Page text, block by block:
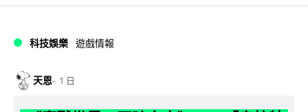
科技娛樂 遊戲情報
天恩 1 日